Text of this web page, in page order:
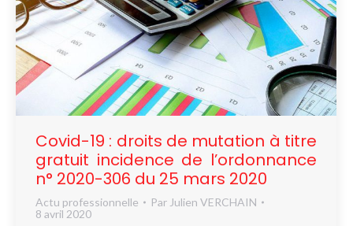
Covid-19 : droits de mutation à titre
gratuit incidence de l’ordonnance
n° 2020-306 du 25 mars 2020
Actu professionnelle Par Julien VERCHAIN
8 avril 2020